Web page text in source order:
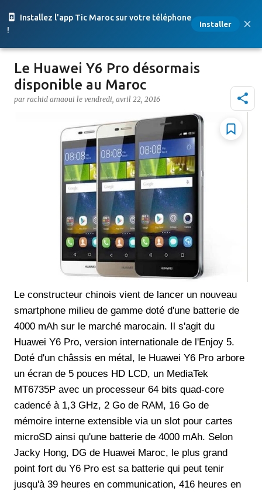
Installez l'app Tic Maroc sur votre téléphone
!
Installer
Accéder au contenu principal
Le Huawei Y6 Pro désormais
disponible au Maroc
par rachid amaoui le vendredi, avril 22, 2016
Le constructeur chinois vient de lancer un nouveau
smartphone milieu de gamme doté d'une batterie de
4000 mAh sur le marché marocain. Il s'agit du
Huawei Y6 Pro, version internationale de l'Enjoy 5.
Doté d'un châssis en métal, le Huawei Y6 Pro arbore
un écran de 5 pouces HD LCD, un MediaTek
MT6735P avec un processeur 64 bits quad-core
cadencé à 1,3 GHz, 2 Go de RAM, 16 Go de
mémoire interne extensible via un slot pour cartes
microSD ainsi qu'une batterie de 4000 mAh. Selon
Jacky Hong, DG de Huawei Maroc, le plus grand
point fort du Y6 Pro est sa batterie qui peut tenir
jusqu'à 39 heures en communication, 416 heures en